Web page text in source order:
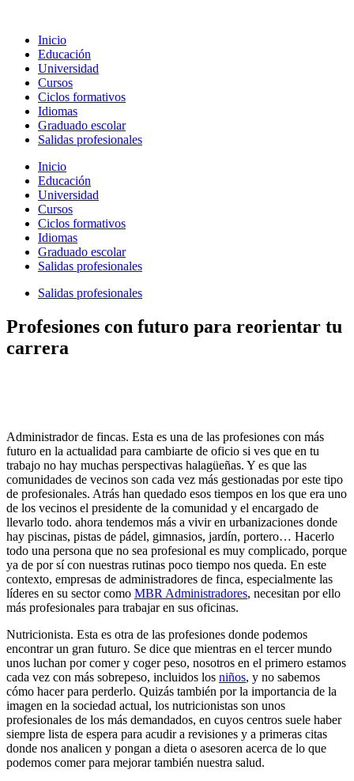
contenido
Inicio
Educación
Universidad
Cursos
Ciclos formativos
Idiomas
Graduado escolar
Salidas profesionales
Inicio
Educación
Universidad
Cursos
Ciclos formativos
Idiomas
Graduado escolar
Salidas profesionales
Salidas profesionales
Profesiones con futuro para reorientar tu
carrera
Administrador de fincas. Esta es una de las profesiones con más
futuro en la actualidad para cambiarte de oficio si ves que en tu
trabajo no hay muchas perspectivas halagüeñas. Y es que las
comunidades de vecinos son cada vez más gestionadas por este tipo
de profesionales. Atrás han quedado esos tiempos en los que era uno
de los vecinos el presidente de la comunidad y el encargado de
llevarlo todo. ahora tendemos más a vivir en urbanizaciones donde
hay piscinas, pistas de pádel, gimnasios, jardín, portero… Hacerlo
todo una persona que no sea profesional es muy complicado, porque
ya de por sí con nuestras rutinas poco tiempo nos queda. En este
contexto, empresas de administradores de finca, especialmente las
líderes en su sector como MBR Administradores, necesitan por ello
más profesionales para trabajar en sus oficinas.
Nutricionista. Esta es otra de las profesiones donde podemos
encontrar un gran futuro. Se dice que mientras en el tercer mundo
unos luchan por comer y coger peso, nosotros en el primero estamos
cada vez con más sobrepeso, incluidos los niños, y no sabemos
cómo hacer para perderlo. Quizás también por la importancia de la
imagen en la sociedad actual, los nutricionistas son unos
profesionales de los más demandados, en cuyos centros suele haber
siempre lista de espera para acudir a revisiones y a primeras citas
donde nos analicen y pongan a dieta o asesoren acerca de lo que
podemos comer para mejorar también nuestra salud.